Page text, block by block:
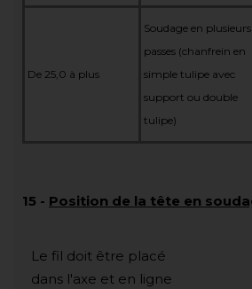
De 25,0 à plus
Soudage en plusieurs
passes (chanfrein en
simple tulipe avec
support ou double
tulipe)
15 - Position de la tête en
Le fil doit être placé
dans l'axe et en ligne